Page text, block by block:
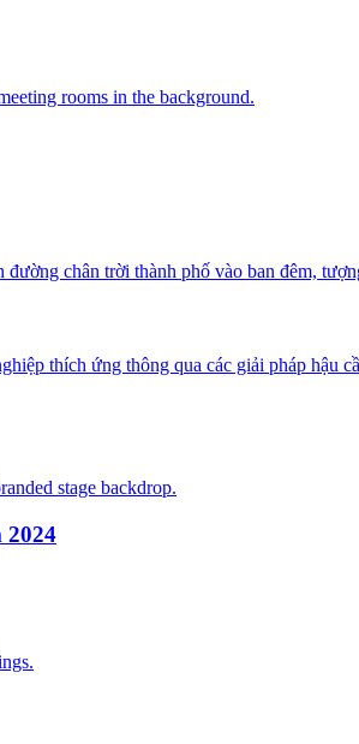
thích ứng thông qua các giải pháp hậu
2024